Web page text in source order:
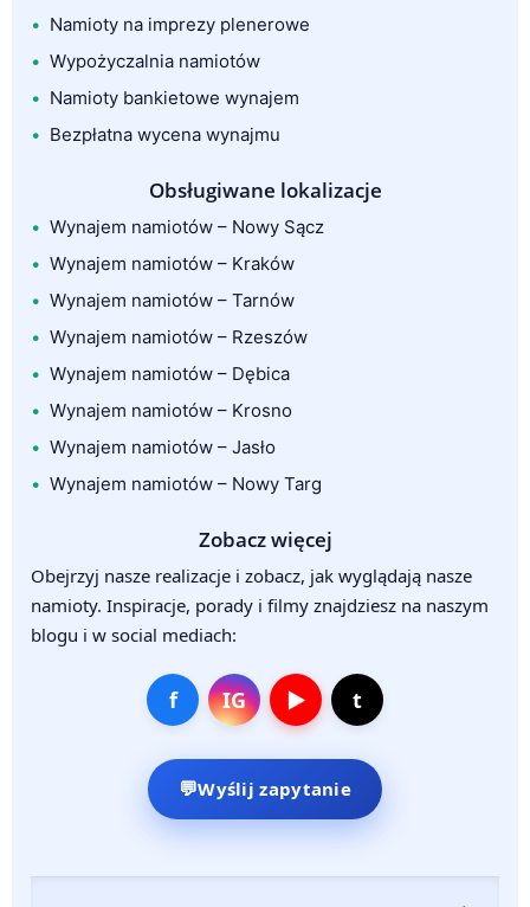
Namioty na imprezy plenerowe
Wypożyczalnia namiotów
Namioty bankietowe wynajem
Bezpłatna wycena wynajmu
Obsługiwane lokalizacje
Wynajem namiotów – Nowy Sącz
Wynajem namiotów – Kraków
Wynajem namiotów – Tarnów
Wynajem namiotów – Rzeszów
Wynajem namiotów – Dębica
Wynajem namiotów – Krosno
Wynajem namiotów – Jasło
Wynajem namiotów – Nowy Targ
Zobacz więcej
Obejrzyj nasze realizacje i zobacz, jak wyglądają nasze
namioty. Inspiracje, porady i filmy znajdziesz na naszym
blogu i w social mediach:
f IG ▶ t
Wyślij zapytanie